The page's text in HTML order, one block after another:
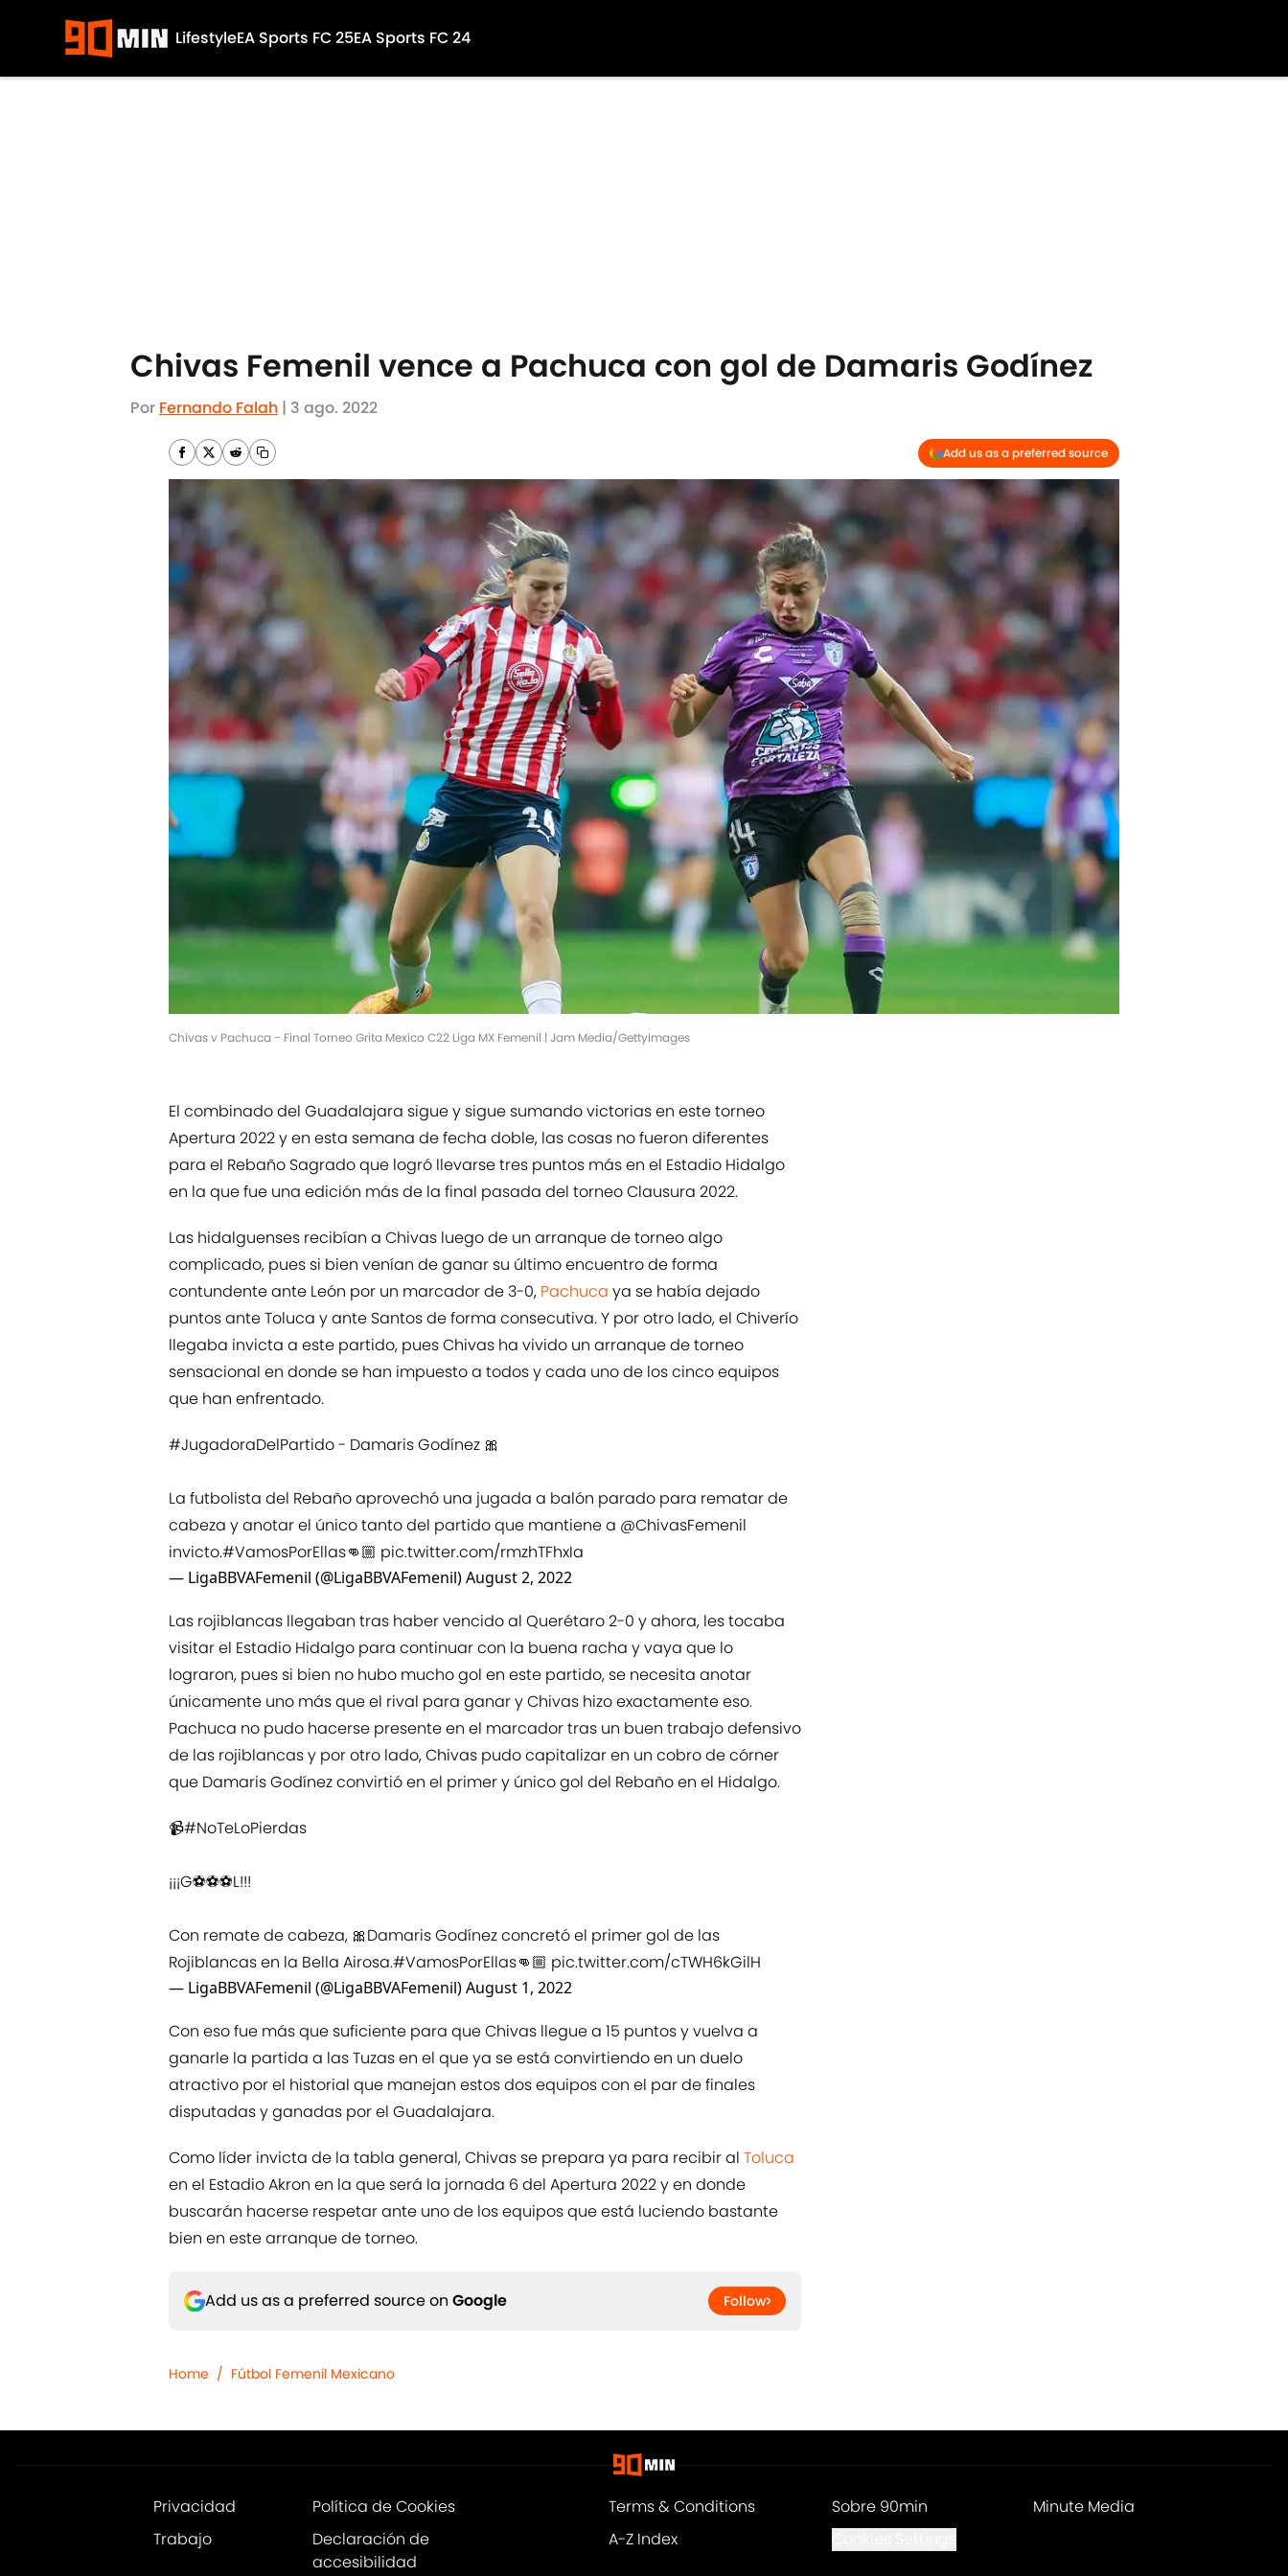
LifestyleEA Sports FC 25EA Sports FC 24
Chivas Femenil vence a Pachuca con gol de Damaris Godínez
Por Fernando Falah | 3 ago. 2022
Add us as a preferred source
Chivas v Pachuca - Final Torneo Grita Mexico C22 Liga MX Femenil | Jam Media/GettyImages
El combinado del Guadalajara sigue y sigue sumando victorias en este torneo
Apertura 2022 y en esta semana de fecha doble, las cosas no fueron diferentes
para el Rebaño Sagrado que logró llevarse tres puntos más en el Estadio Hidalgo
en la que fue una edición más de la final pasada del torneo Clausura 2022.
Las hidalguenses recibían a Chivas luego de un arranque de torneo algo
complicado, pues si bien venían de ganar su último encuentro de forma
contundente ante León por un marcador de 3-0, Pachuca ya se había dejado
puntos ante Toluca y ante Santos de forma consecutiva. Y por otro lado, el Chiverío
llegaba invicta a este partido, pues Chivas ha vivido un arranque de torneo
sensacional en donde se han impuesto a todos y cada uno de los cinco equipos
que han enfrentado.
#JugadoraDelPartido- Damaris Godínez 🎀
La futbolista del Rebaño aprovechó una jugada a balón parado para rematar de
cabeza y anotar el único tanto del partido que mantiene a @ChivasFemenil
invicto.#VamosPorEllas👊🏼 pic.twitter.com/rmzhTFhxIa
— LigaBBVAFemenil (@LigaBBVAFemenil)August 2, 2022
Las rojiblancas llegaban tras haber vencido al Querétaro 2-0 y ahora, les tocaba
visitar el Estadio Hidalgo para continuar con la buena racha y vaya que lo
lograron, pues si bien no hubo mucho gol en este partido, se necesita anotar
únicamente uno más que el rival para ganar y Chivas hizo exactamente eso.
Pachuca no pudo hacerse presente en el marcador tras un buen trabajo defensivo
de las rojiblancas y por otro lado, Chivas pudo capitalizar en un cobro de córner
que Damaris Godínez convirtió en el primer y único gol del Rebaño en el Hidalgo.
📹#NoTeLoPierdas
¡¡¡G⚽⚽⚽L!!!
Con remate de cabeza, 🎀Damaris Godínez concretó el primer gol de las
Rojiblancas en la Bella Airosa.#VamosPorEllas👊🏼 pic.twitter.com/cTWH6kGilH
— LigaBBVAFemenil (@LigaBBVAFemenil)August 1, 2022
Con eso fue más que suficiente para que Chivas llegue a 15 puntos y vuelva a
ganarle la partida a las Tuzas en el que ya se está convirtiendo en un duelo
atractivo por el historial que manejan estos dos equipos con el par de finales
disputadas y ganadas por el Guadalajara.
Como líder invicta de la tabla general, Chivas se prepara ya para recibir al Toluca
en el Estadio Akron en la que será la jornada 6 del Apertura 2022 y en donde
buscarán hacerse respetar ante uno de los equipos que está luciendo bastante
bien en este arranque de torneo.
Add us as a preferred source on Google Follow
Home / Fútbol Femenil Mexicano
Privacidad Política de Cookies Terms & Conditions Sobre 90min
Minute Media
Trabajo
Declaración de
accesibilidad
A-Z Index